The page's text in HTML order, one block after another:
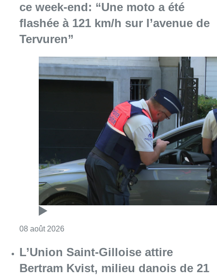
ce week-end: “Une moto a été
flashée à 121 km/h sur l’avenue de
Tervuren”
08 août 2026
L’Union Saint-Gilloise attire
Bertram Kvist, milieu danois de 21